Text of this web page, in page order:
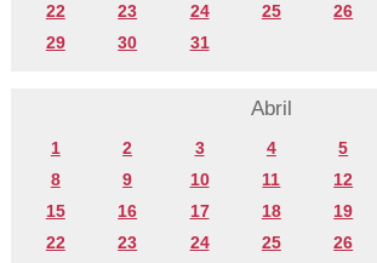
22
23 24 25 26
29
30 31
Abril
1 2 3 4 5
8
9 10 11 12
15
16 17 18 19
22
23 24 25 26